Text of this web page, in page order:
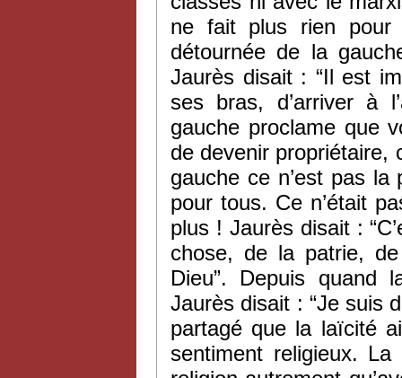
ne fait plus rien pour
détournée de la
Jaurès disait : “Il est
ses bras, d’arriver à
gauche proclame que
de devenir propriétaire,
gauche ce n’est pas la
pour tous. Ce n’était
plus ! Jaurès disait :
chose, de la patrie,
Dieu”. Depuis quand
Jaurès disait : “Je suis
partagé que la laïcité
sentiment religieux. La